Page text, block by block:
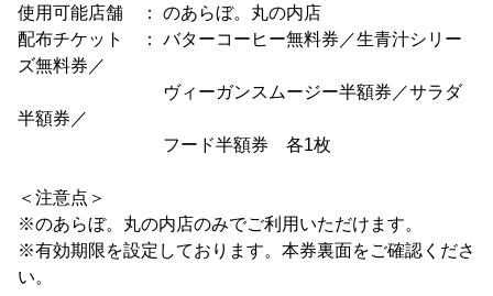
使用可能店舗 ： のあらぼ。丸の内店
配布チケット ： バターコーヒー無料券／生青汁シリー
ズ無料券／
ヴィーガンスムージー半額券／サラダ
半額券／
フード半額券 各1枚
＜注意点＞
※のあらぼ。丸の内店のみでご利用いただけます。
※有効期限を設定しております。本券裏面をご確認くださ
い。